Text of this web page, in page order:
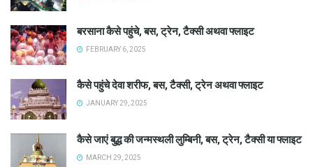
बरसाना कैसे पहुंचे, बस, ट्रेन, टैक्सी अथवा फ्लाइट
FEBRUARY 6, 2025
कैसे पहुंचे देवा शरीफ, बस, टैक्सी, ट्रेन अथवा फ्लाइट
JANUARY 29, 2025
कैसे जाएं बुद्ध की जन्मस्थली लुम्बिनी, बस, ट्रेन, टैक्सी या फ्लाइट
MARCH 29, 2025